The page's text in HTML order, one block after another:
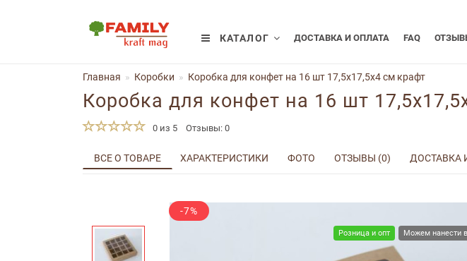
КАТАЛОГ ДОСТАВКА И ОПЛАТА FAQ
Главная Коробки Коробка для конфет на 16 шт 17,5x17,5x4 см крафт
Коробка для конфет на 16 шт
0 из 5 Отзывы: 0
ВСЕ О ТОВАРЕ ХАРАКТЕРИСТИКИ ФОТО ОТЗЫВЫ (0) ДОСТАВКА
Розница и опт Можем нанести
-7%